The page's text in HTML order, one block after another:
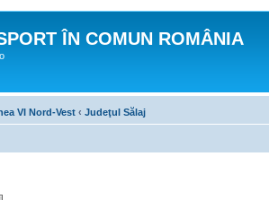
ÎN COMUN ROMÂNIA
VI Nord-Vest ‹ Judeţul Sălaj